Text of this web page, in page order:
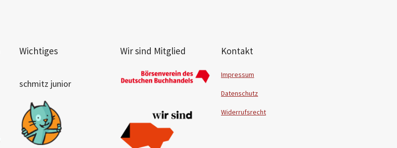
Wichtiges
schmitz junior
Wir sind Mitglied Kontakt
Impressum
Datenschutz
Widerrufsrecht